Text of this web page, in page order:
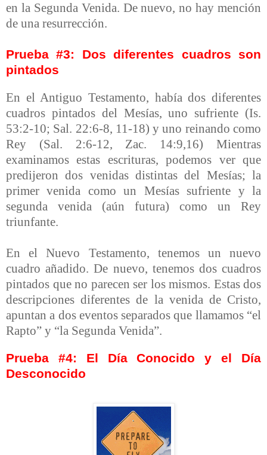
en la Segunda Venida. De nuevo, no hay mención
de una resurrección.
Prueba #3: Dos diferentes cuadros son
pintados
En el Antiguo Testamento, había dos diferentes
cuadros pintados del Mesías, uno sufriente (Is.
53:2-10; Sal. 22:6-8, 11-18) y uno reinando como
Rey (Sal. 2:6-12, Zac. 14:9,16) Mientras
examinamos estas escrituras, podemos ver que
predijeron dos venidas distintas del Mesías; la
primer venida como un Mesías sufriente y la
segunda venida (aún futura) como un Rey
triunfante.
En el Nuevo Testamento, tenemos un nuevo
cuadro añadido. De nuevo, tenemos dos cuadros
pintados que no parecen ser los mismos. Estas dos
descripciones diferentes de la venida de Cristo,
apuntan a dos eventos separados que llamamos “el
Rapto” y “la Segunda Venida”.
Prueba #4: El Día Conocido y el Día
Desconocido